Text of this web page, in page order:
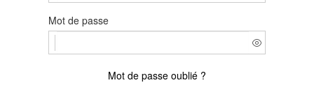
Mot de passe
Mot de passe oublié ?